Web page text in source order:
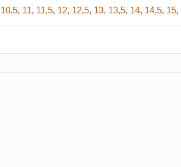
10,5, 11, 11,5, 12, 12,5, 13, 13,5, 14, 14,5, 15,